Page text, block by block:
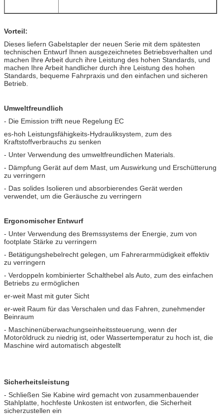
Vorteil:
Dieses liefern Gabelstapler der neuen Serie mit dem spätesten
technischen Entwurf Ihnen ausgezeichnetes Betriebsverhalten und
machen Ihre Arbeit durch ihre Leistung des hohen Standards, und
machen Ihre Arbeit handlicher durch ihre Leistung des hohen
Standards, bequeme Fahrpraxis und den einfachen und sicheren
Betrieb.
Umweltfreundlich
- Die Emission trifft neue Regelung EC
es-hoh Leistungsfähigkeits-Hydrauliksystem, zum des
Kraftstoffverbrauchs zu senken
- Unter Verwendung des umweltfreundlichen Materials.
- Dämpfung Gerät auf dem Mast, um Auswirkung und Erschütterung
zu verringern
- Das solides Isolieren und absorbierendes Gerät werden
verwendet, um die Geräusche zu verringern
Ergonomischer Entwurf
- Unter Verwendung des Bremssystems der Energie, zum von
footplate Stärke zu verringern
- Betätigungshebelrecht gelegen, um Fahrerarmmüdigkeit effektiv
zu verringern
- Verdoppeln kombinierter Schalthebel als Auto, zum des einfachen
Betriebs zu ermöglichen
er-weit Mast mit guter Sicht
er-weit Raum für das Verschalen und das Fahren, zunehmender
Beinraum
- Maschinenüberwachungseinheitssteuerung, wenn der
Motoröldruck zu niedrig ist, oder Wassertemperatur zu hoch ist, die
Maschine wird automatisch abgestellt
Sicherheitsleistung
- Schließen Sie Kabine wird gemacht von zusammenbauender
Stahlplatte, hochfeste Unkosten ist entworfen, die Sicherheit
sicherzustellen ein